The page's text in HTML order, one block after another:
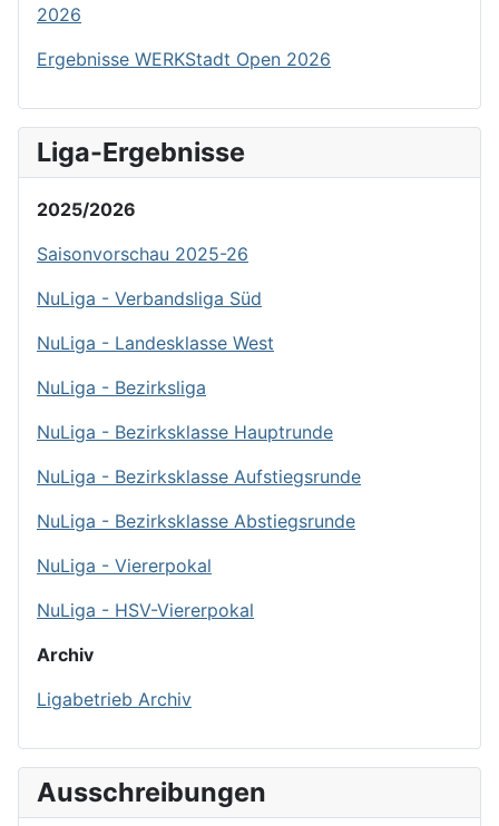
2026
Ergebnisse WERKStadt Open 2026
Liga-Ergebnisse
2025/2026
Saisonvorschau 2025-26
NuLiga - Verbandsliga Süd
NuLiga - Landesklasse West
NuLiga - Bezirksliga
NuLiga - Bezirksklasse Hauptrunde
NuLiga - Bezirksklasse Aufstiegsrunde
NuLiga - Bezirksklasse Abstiegsrunde
NuLiga - Viererpokal
NuLiga - HSV-Viererpokal
Archiv
Ligabetrieb Archiv
Ausschreibungen